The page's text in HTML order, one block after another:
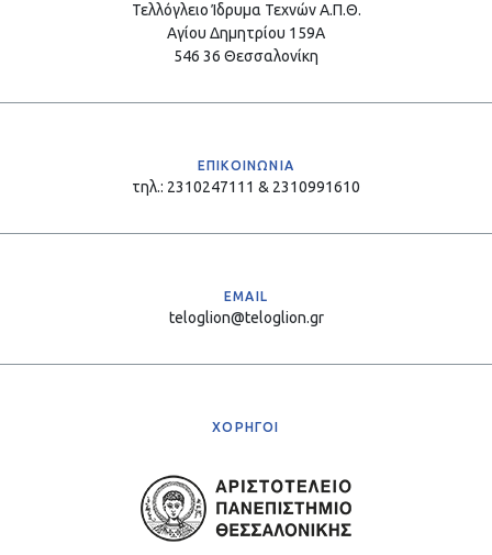
Τελλόγλειο Ίδρυμα Τεχνών Α.Π.Θ.
Αγίου Δημητρίου 159Α
546 36 Θεσσαλονίκη
ΕΠΙΚΟΙΝΩΝΙΑ
τηλ.: 2310247111 & 2310991610
EMAIL
teloglion@teloglion.gr
ΧΟΡΗΓΟΙ